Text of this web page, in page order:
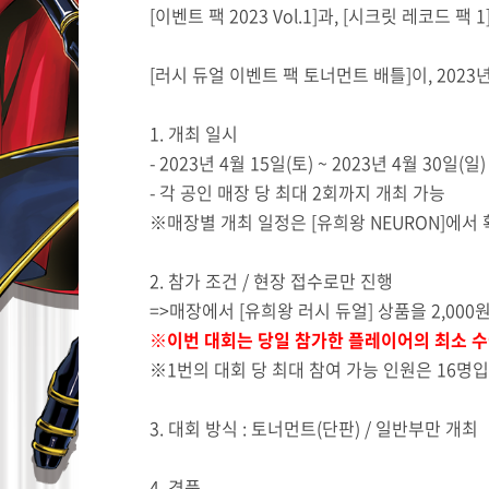
[이벤트 팩 2023 Vol.1]과, [시크릿 레코드 팩
[러시 듀얼 이벤트 팩 토너먼트 배틀]이, 2023
1. 개최 일시
- 2023년 4월 15일(토) ~ 2023년 4월 30일(일)
- 각 공인 매장 당 최대 2회까지 개최 가능
※매장별 개최 일정은 [유희왕 NEURON]에서
2. 참가 조건 / 현장 접수로만 진행
=>매장에서 [유희왕 러시 듀얼] 상품을 2,000
※이번 대회는 당일 참가한 플레이어의 최소
※1번의 대회 당 최대 참여 가능 인원은 16명
3. 대회 방식 : 토너먼트(단판) / 일반부만 개최